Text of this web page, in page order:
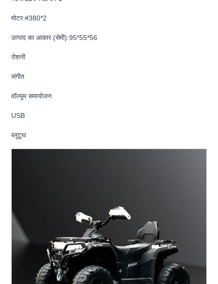
मोटर:#380*2
उत्पाद का आकार (सेमी):95*55*56
रोशनी
संगीत
वॉल्यूम समायोजन
USB
ब्लूटूथ